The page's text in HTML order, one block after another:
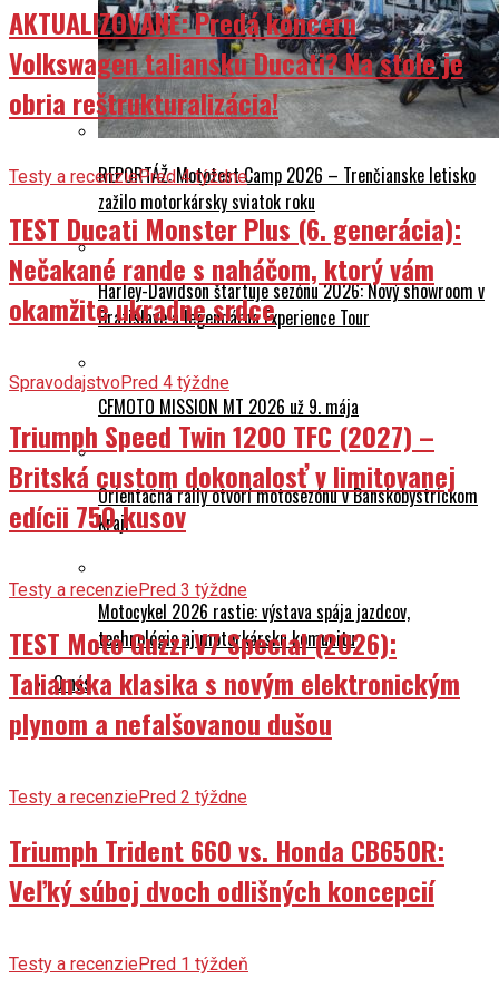
REPORTÁŽ: Mototest Camp 2026 – Trenčianske letisko
zažilo motorkársky sviatok roku
Harley-Davidson štartuje sezónu 2026: Nový showroom v
Bratislave a legendárna Experience Tour
CFMOTO MISSION MT 2026 už 9. mája
Orientačná rally otvorí motosezónu v Banskobystrickom
kraji
Motocykel 2026 rastie: výstava spája jazdcov,
technológie aj motorkársku komunitu
O nás
AKTUALIZOVANÉ: Predá koncern
Volkswagen taliansku Ducati? Na stole je
obria reštrukturalizácia!
Testy a recenziePred 4 týždne
TEST Ducati Monster Plus (6. generácia):
Nečakané rande s naháčom, ktorý vám
okamžite ukradne srdce
SpravodajstvoPred 4 týždne
Triumph Speed Twin 1200 TFC (2027) –
Britská custom dokonalosť v limitovanej
edícii 750 kusov
Testy a recenziePred 3 týždne
TEST Moto Guzzi V7 Special (2026):
Talianska klasika s novým elektronickým
plynom a nefalšovanou dušou
Testy a recenziePred 2 týždne
Triumph Trident 660 vs. Honda CB650R:
Veľký súboj dvoch odlišných koncepcií
Testy a recenziePred 1 týždeň